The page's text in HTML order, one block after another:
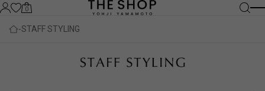
0
STAFF STYLING